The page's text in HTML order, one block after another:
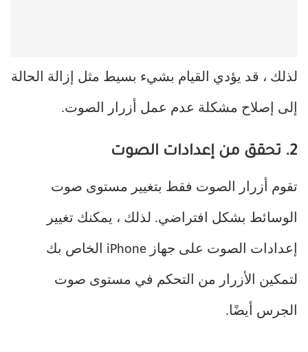
لذلك ، قد يؤدي القيام بشيء بسيط مثل إزالة الحالة
إلى إصلاح مشكلة عدم عمل أزرار الصوت.
2. تحقق من إعدادات الصوت
تقوم أزرار الصوت فقط بتغيير مستوى صوت
الوسائط بشكل افتراضي. لذلك ، يمكنك تغيير
إعدادات الصوت على جهاز iPhone الخاص بك
لتمكين الأزرار من التحكم في مستوى صوت
الجرس أيضًا.